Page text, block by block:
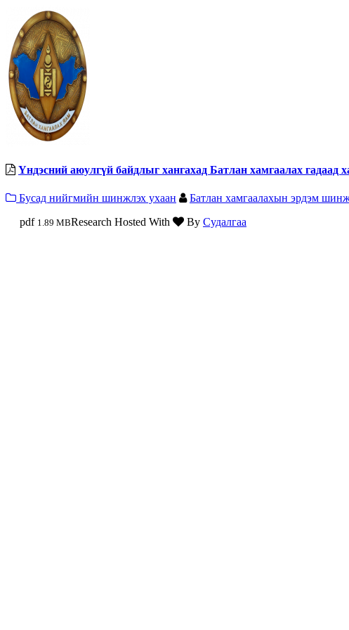
Үндэсний аюулгүй байдлыг хангахад Батлан хамгаалах
Бусад нийгмийн шинжлэх ухаан Батлан хамгаалахын эрдэм
pdf 1.89 MBResearch Hosted With By Судалгаа